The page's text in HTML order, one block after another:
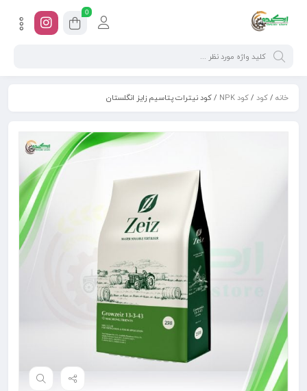
0
خانه /کود /کود NPK / کود نیترات پتاسیم زایز انگلستان